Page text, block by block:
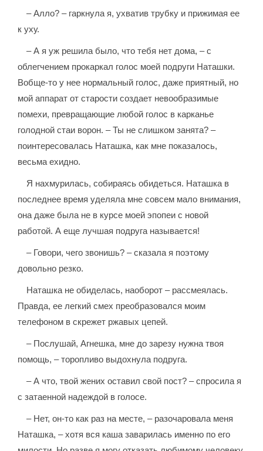
– Алло? – гаркнула я, ухватив трубку и прижимая ее
к уху.
– А я уж решила было, что тебя нет дома, – с
облегчением прокаркал голос моей подруги Наташки.
Вобще-то у нее нормальный голос, даже приятный, но
мой аппарат от старости создает невообразимые
помехи, превращающие любой голос в карканье
голодной стаи ворон. – Ты не слишком занята? –
поинтересовалась Наташка, как мне показалось,
весьма ехидно.
Я нахмурилась, собираясь обидеться. Наташка в
последнее время уделяла мне совсем мало внимания,
она даже была не в курсе моей эпопеи с новой
работой. А еще лучшая подруга называется!
– Говори, чего звонишь? – сказала я поэтому
довольно резко.
Наташка не обиделась, наоборот – рассмеялась.
Правда, ее легкий смех преобразовался моим
телефоном в скрежет ржавых цепей.
– Послушай, Агнешка, мне до зарезу нужна твоя
помощь, – торопливо выдохнула подруга.
– А что, твой жених оставил свой пост? – спросила я
с затаенной надеждой в голосе.
– Нет, он-то как раз на месте, – разочаровала меня
Наташка, – хотя вся каша заварилась именно по его